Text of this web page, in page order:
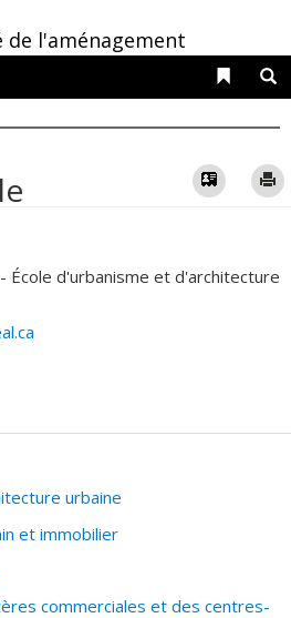
de l'aménagement
Liens
Vcard
École d'urbanisme et d'architecture
urbaine
et immobilier
commerciales et des centres-